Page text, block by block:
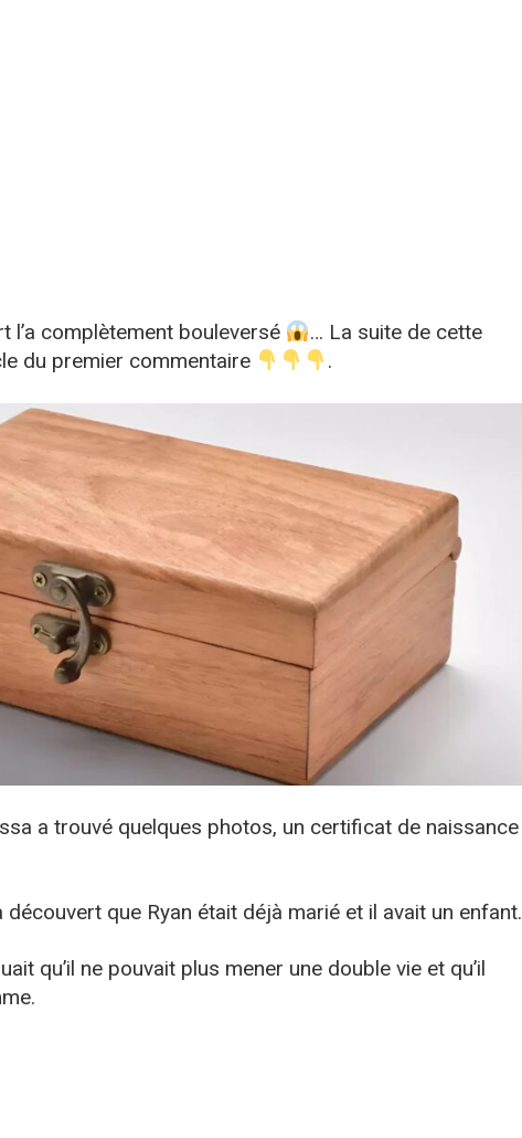
l’a complètement bouleversé
… La suite de cette
du premier commentaire
.
a trouvé quelques photos, un certificat de naissance
découvert que Ryan était déjà marié et il avait un enfant.
qu’il ne pouvait plus mener une double vie et qu’il